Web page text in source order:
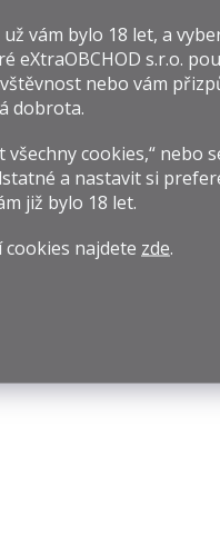
vám bylo 18 let, a
eXtraOBCHOD s.r.o.
nebo vám
dobrota.
cookies,“ nebo
a nastavit si
již bylo 18 let.
cookies najdete zde.
0,7l 30%
l
429
Do